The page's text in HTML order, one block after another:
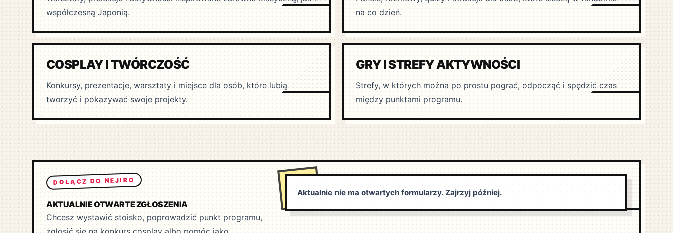
współczesną Japonią.
na co dzień.
COSPLAY I TWÓRCZOŚĆ
Konkursy, prezentacje, warsztaty i miejsce dla osób, które lubią
tworzyć i pokazywać swoje projekty.
GRY I STREFY AKTYWNOŚCI
Strefy, w których można po prostu pograć, odpocząć i spędzić czas
między punktami programu.
DOŁĄCZ DO NEJIRO
AKTUALNIE OTWARTE ZGŁOSZENIA
Chcesz wystawić stoisko, poprowadzić punkt programu,
zgłosić się na konkurs cosplay albo pomóc jako
Aktualnie nie ma otwartych formularzy. Zajrzyj później.